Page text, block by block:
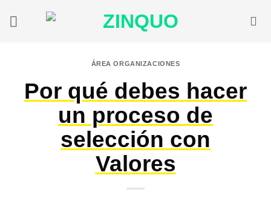
ÁREA ORGANIZACIONES
Por qué debes hacer
un proceso de
selección con
Valores